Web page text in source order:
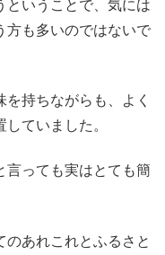
ということで、気には
方も多いのではないで
持ちながらも、よく
ていました。
言っても実はとても簡
のあれこれとふるさと